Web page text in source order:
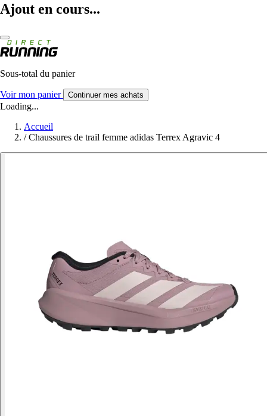
Ajout en cours...
Sous-total du panier
Voir mon panier Continuer mes achats
Loading...
Accueil
/ Chaussures de trail femme adidas Terrex Agravic 4